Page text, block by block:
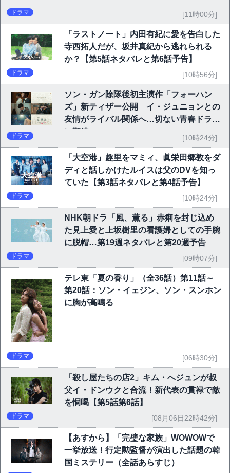
ドラマ [11時00分]
「ラストノート」内田有紀に愛を告白した
寺西拓人だが、坂井真紀から逃れられる
か？【第5話ネタバレと第6話予告】
ドラマ [10時56分]
ソン・ガン除隊後初主演作「フォーハン
ズ」新ティザー公開 イ・ジュニョンとの
友情がライバル関係へ…切ない青春ドラマ
に期待
ドラマ [10時24分]
「大空港」趣里をマミィ、眞栄田郷敦をダ
ディと話しかけたルイスは父のDVを知っ
ていた【第3話ネタバレと第4話予告】
ドラマ [10時24分]
NHK朝ドラ「風、薫る」赤痢を封じ込め
た見上愛と上坂樹里の看護婦としての手腕
に脱帽…第19週ネタバレと第20週予告
ドラマ [09時07分]
テレ東「夏の香り」（全36話）第11話～
第20話：ソン・イェジン、ソン・スンホン
に胸が高鳴る
ドラマ [06時30分]
「殺し屋たちの店2」キム・へジュンが叔
父イ・ドンウクと合流！新代表の貫禄で敵
を恫喝【第5話第6話】
ドラマ [08月06日22時42分]
【あすから】「完璧な家族」WOWOWで
一挙放送！行定勲監督が演出した話題の韓
国ミステリー（全話あらすじ）